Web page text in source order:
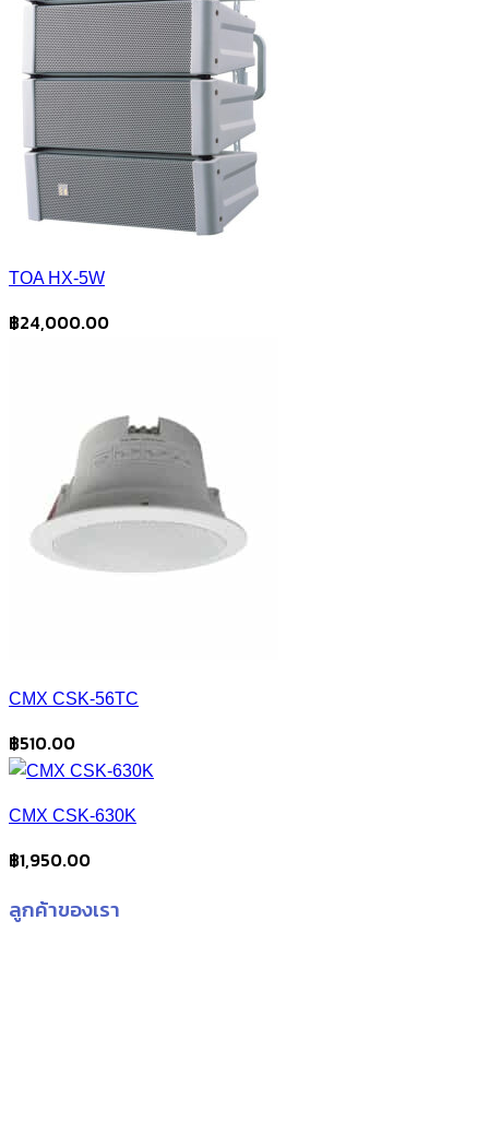
TOA HX-5W
฿24,000.00
CMX CSK-56TC
฿510.00
CMX CSK-630K
฿1,950.00
ลูกค้าของเรา